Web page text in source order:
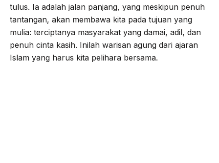
tulus. Ia adalah jalan panjang, yang meskipun penuh
tantangan, akan membawa kita pada tujuan yang
mulia: terciptanya masyarakat yang damai, adil, dan
penuh cinta kasih. Inilah warisan agung dari ajaran
Islam yang harus kita pelihara bersama.